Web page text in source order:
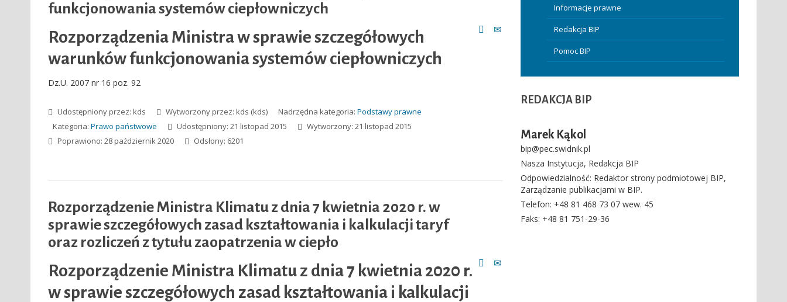
funkcjonowania systemów ciepłowniczych
Rozporządzenia Ministra w sprawie szczegółowych
warunków funkcjonowania systemów ciepłowniczych
Dz.U. 2007 nr 16 poz. 92
Udostępniony przez: kds Wytworzony przez: kds (kds) Nadrzędna kategoria: Podstawy prawne
Kategoria: Prawo państwowe Udostępniony: 21 listopad 2015
Wytworzony: 21 listopad 2015
Poprawiono: 28 październik 2020
Odsłony: 6201
Rozporządzenie Ministra Klimatu z dnia 7 kwietnia 2020 r. w
sprawie szczegółowych zasad kształtowania i kalkulacji taryf
oraz rozliczeń z tytułu zaopatrzenia w ciepło
Rozporządzenie Ministra Klimatu z dnia 7 kwietnia 2020 r.
w sprawie szczegółowych zasad kształtowania i kalkulacji
Informacje prawne
Redakcja BIP
Pomoc BIP
REDAKCJABIP
Marek Kąkol
bip@pec.swidnik.pl
Nasza Instytucja, Redakcja BIP
Odpowiedzialność: Redaktor strony podmiotowej BIP,
Zarządzanie publikacjami w BIP.
Telefon: +48 81 468 73 07 wew. 45
Faks: +48 81 751-29-36